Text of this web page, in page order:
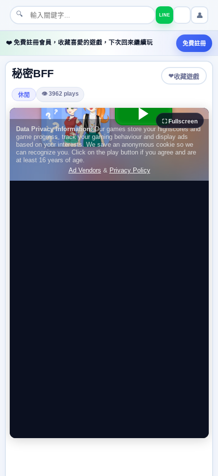
🔍 LINE 👤
❤️ 免費註冊會員，收藏喜愛的遊戲，下次回來繼續玩 免費註冊
秘密BFF ❤收藏遊戲
休閒 👁 3962 plays
⛶ Fullscreen